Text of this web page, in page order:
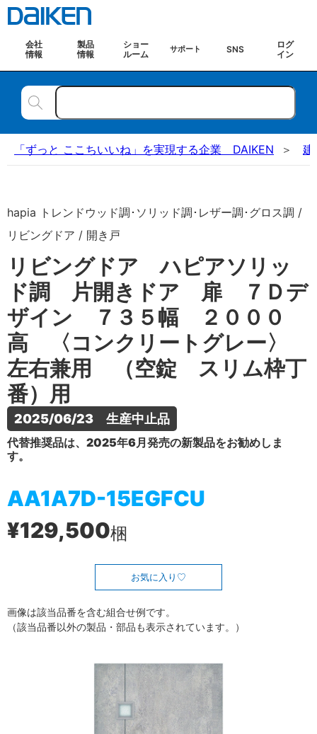
会社
情報
製品
情報
ショー
ルーム
サポート SNS
ログ
イン
「ずっと ここちいいね」を実現する企業 DAIKEN 建
hapia トレンドウッド調･ソリッド調･レザー調･グロス調 /
リビングドア / 開き戸
リビングドア ハピアソリッ
ド調 片開きドア 扉 ７Ｄデ
ザイン ７３５幅 ２０００
高 〈コンクリートグレー〉
左右兼用 （空錠 スリム枠丁
番）用
2025/06/23　生産中止品
代替推奨品は、2025年6月発売の新製品をお勧めしま
す。
AA1A7D-15EGFCU
¥129,500梱
お気に入り
画像は該当品番を含む組合せ例です。
（該当品番以外の製品・部品も表示されています。）